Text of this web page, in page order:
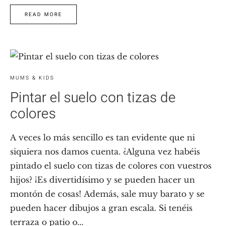
READ MORE
MUMS & KIDS
Pintar el suelo con tizas de
colores
A veces lo más sencillo es tan evidente que ni
siquiera nos damos cuenta. ¿Alguna vez habéis
pintado el suelo con tizas de colores con vuestros
hijos? ¡Es divertidísimo y se pueden hacer un
montón de cosas! Además, sale muy barato y se
pueden hacer dibujos a gran escala. Si tenéis
terraza o patio o...